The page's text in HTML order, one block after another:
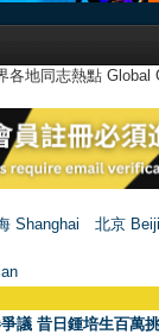
各地同志熱點
Shanghai
北京
議 昔日鍾培生百萬